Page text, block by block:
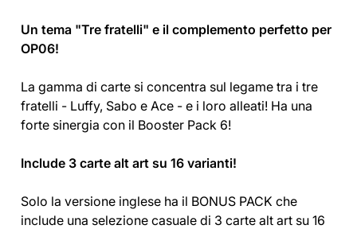
Un tema "Tre fratelli" e il complemento perfetto per
OP06!
La gamma di carte si concentra sul legame tra i tre
fratelli - Luffy, Sabo e Ace - e i loro alleati! Ha una
forte sinergia con il Booster Pack 6!
Include 3 carte alt art su 16 varianti!
Solo la versione inglese ha il BONUS PACK che
include una selezione casuale di 3 carte alt art su 16